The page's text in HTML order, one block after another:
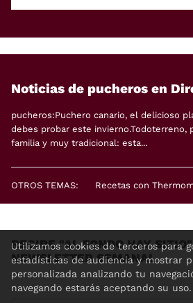
Noticias de pucheros en
pucheros:Puchero canario, el delicioso
debes probar este invierno.Todoterreno,
familia y muy tradicional: esta...
OTROS TEMAS: Recetas con
RECIBE "AL FONDO HAY
NEWSLETTER SEMANAL
Utilizamos cookies de terceros para
estadísticas de audiencia y mostrar
personalizada analizando tu
navegando estarás aceptando su uso.